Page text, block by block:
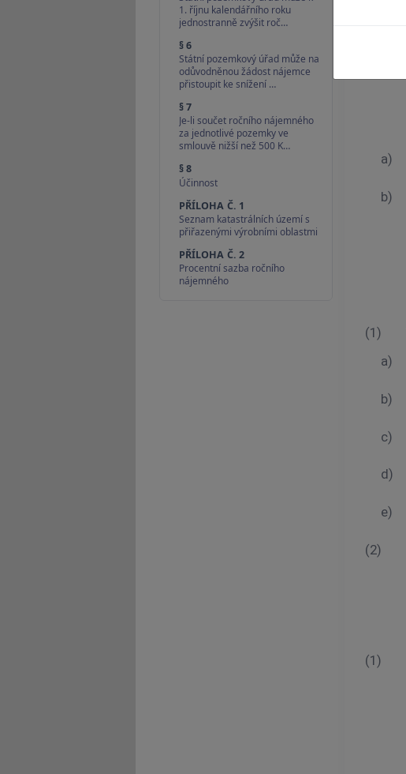
1. říjnu kalendářního roku
jednostranně zvýšit roč…
§ 6
Státní pozemkový úřad může na
odůvodněnou žádost nájemce
přistoupit ke snížení …
§ 7
Je-li součet ročního nájemného
za jednotlivé pozemky ve
smlouvě nižší než 500 K…
§ 8
Účinnost
PŘÍLOHA Č. 1
Seznam katastrálních území s
přiřazenými výrobními oblastmi
PŘÍLOHA Č. 2
Procentní sazba ročního
nájemného
a)
b)
(1)
a)
b)
c)
d)
e)
(2)
(1)